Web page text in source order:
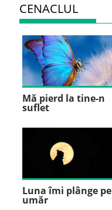
CENACLUL
Mă pierd la tine-n
suflet
Luna îmi plânge pe
umăr